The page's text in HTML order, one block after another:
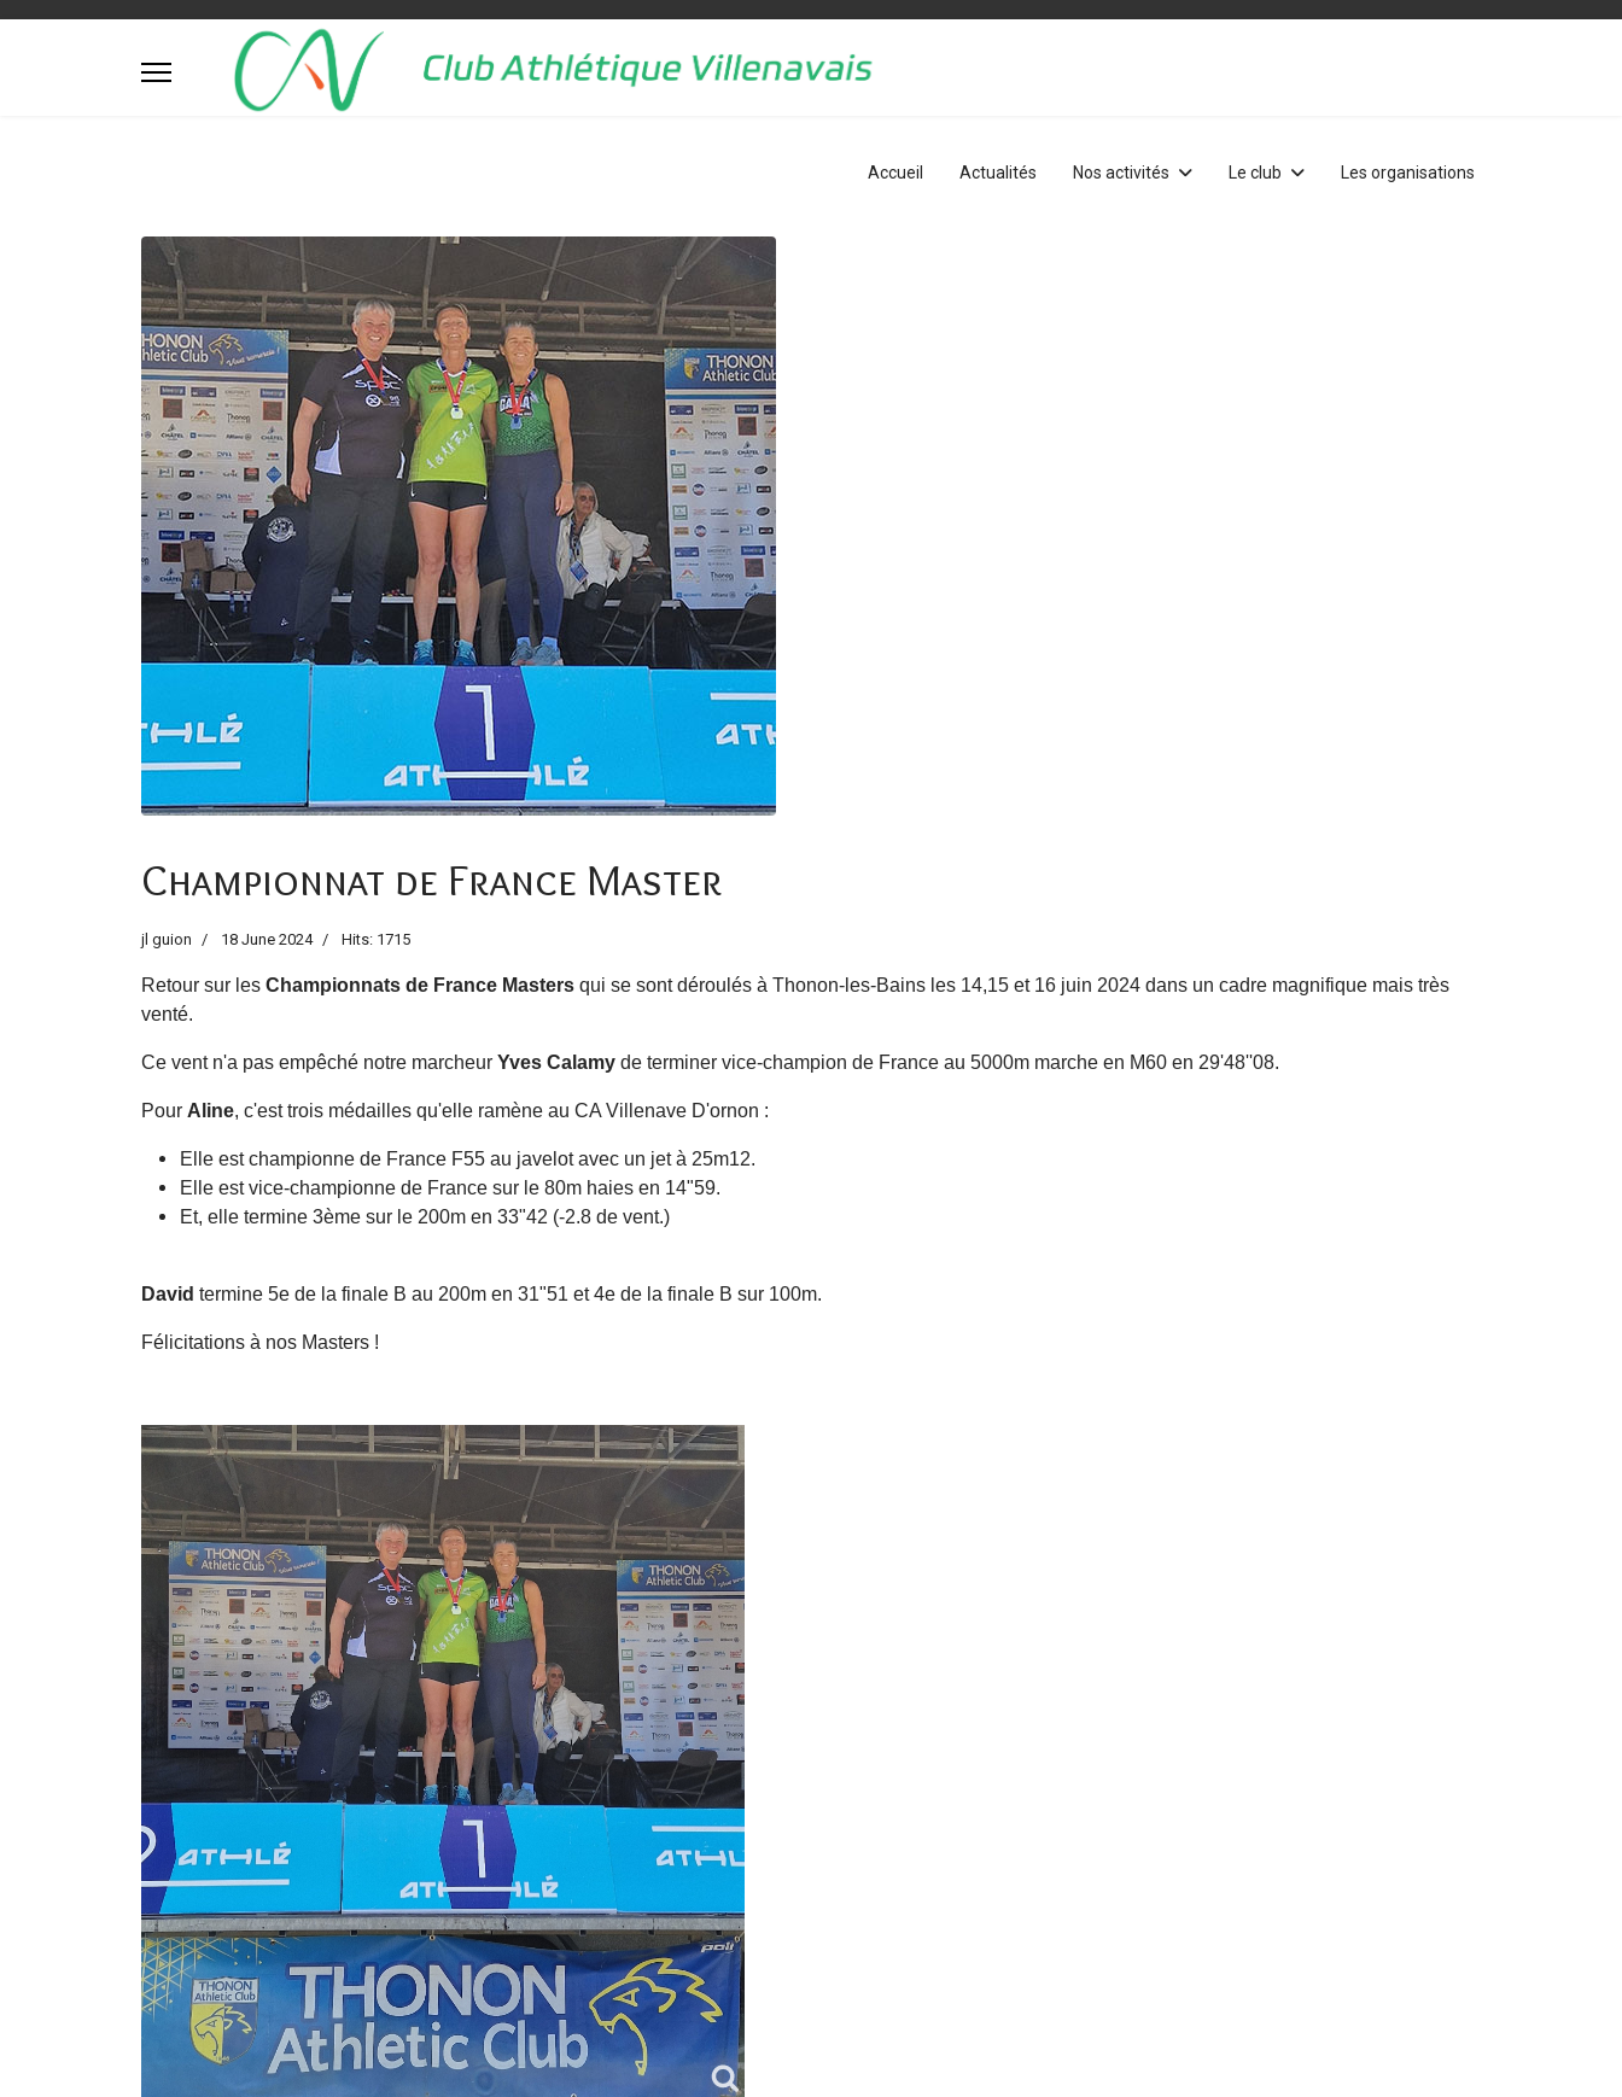
Accueil Actualités Nos activités Le club Les organisations
Championnat de France Master
jl guion 18 June 2024 Hits: 1715
Retour sur les Championnats de France Masters qui se sont déroulés à Thonon-les-Bains les 14,15 et 16 juin 2024 dans un cadre magnifique mais très
venté.
Ce vent n'a pas empêché notre marcheur Yves Calamy de terminer vice-champion de France au 5000m marche en M60 en 29'48''08.
Pour Aline, c'est trois médailles qu'elle ramène au CA Villenave D'ornon :
Elle est championne de France F55 au javelot avec un jet à 25m12.
Elle est vice-championne de France sur le 80m haies en 14"59.
Et, elle termine 3ème sur le 200m en 33"42 (-2.8 de vent.)
David termine 5e de la finale B au 200m en 31"51 et 4e de la finale B sur 100m.
Félicitations à nos Masters !